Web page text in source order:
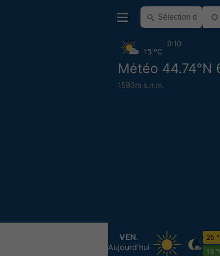
Météo 44.74°N
1593m s.n.m.
13 °C
9:10
VEN.
Aujourd'hui
25
13